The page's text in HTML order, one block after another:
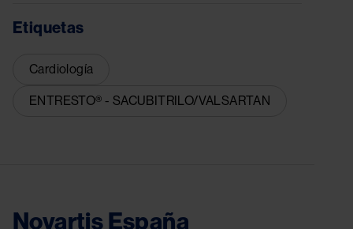
Etiquetas
Cardiología
ENTRESTO® - SACUBITRILO/VALSARTAN
Novartis España